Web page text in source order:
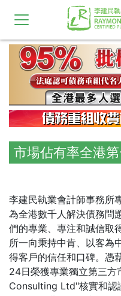
市場佔有率全港
李建民執業會計師事務所
為全港數千人解決債務問
們的專業、專注和誠信取
所一向秉持中肯、以客為
得客戶的信任和口碑。憑
24日榮獲專業獨立第三
Consulting Ltd"核實和認